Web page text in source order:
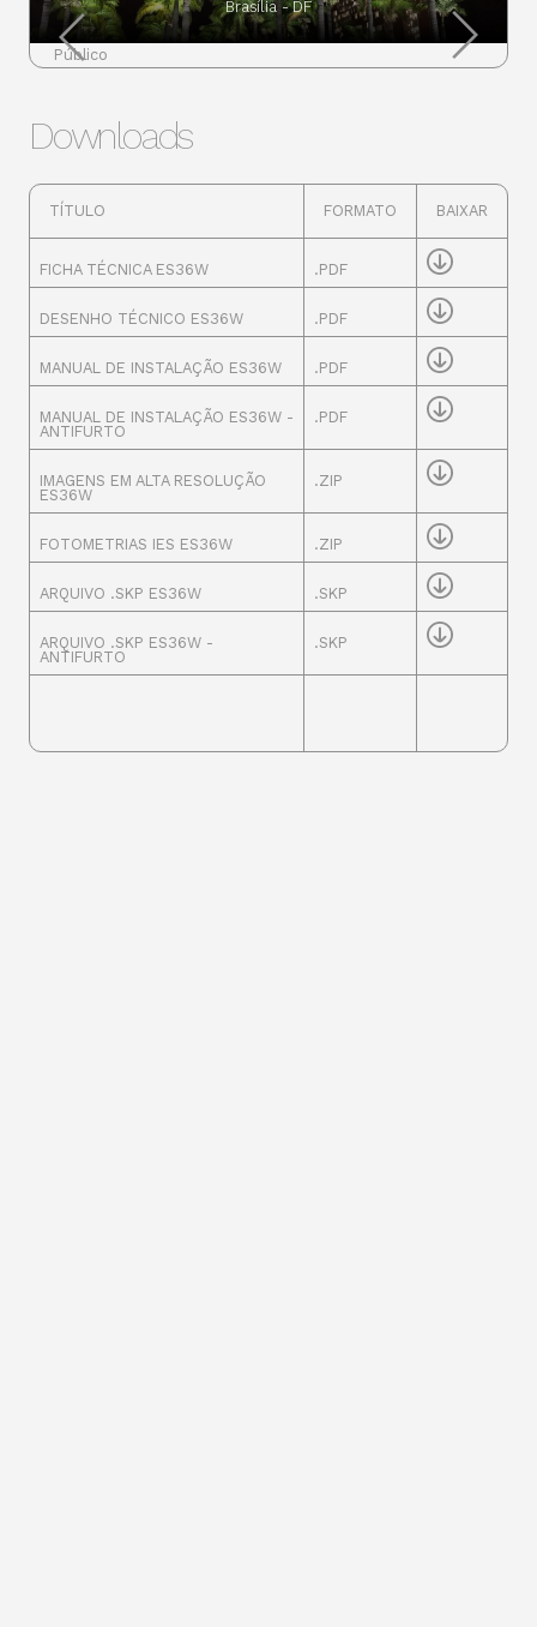
Brasília - DF
Público
Downloads
TÍTULO FORMATO BAIXAR
FICHA TÉCNICA ES36W .PDF
DESENHO TÉCNICO ES36W .PDF
MANUAL DE INSTALAÇÃO ES36W .PDF
MANUAL DE INSTALAÇÃO ES36W -
ANTIFURTO
.PDF
IMAGENS EM ALTA RESOLUÇÃO
ES36W
.ZIP
FOTOMETRIAS IES ES36W .ZIP
ARQUIVO .SKP ES36W .SKP
ARQUIVO .SKP ES36W -
ANTIFURTO
.SKP